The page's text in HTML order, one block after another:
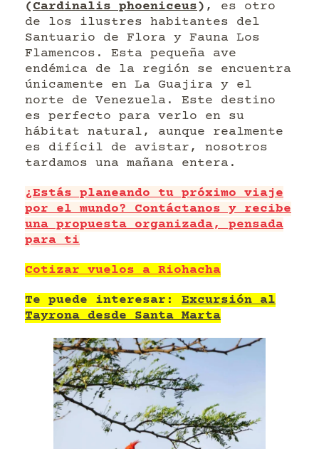
( Cardinalis phoeniceus) , es otro
de los ilustres habitantes del
Santuario de Flora y Fauna Los
Flamencos. Esta pequeña ave
endémica de la región se encuentra
únicamente en La Guajira y el
norte de Venezuela. Este destino
es perfecto para verlo en su
hábitat natural, aunque realmente
es difícil de avistar, nosotros
tardamos una mañana entera.
¿Estás planeando tu próximo viaje
por el mundo? Contáctanos y recibe
una propuesta organizada, pensada
para ti
Cotizar vuelos a Riohacha
Te puede interesar: Excursión al
Tayrona desde Santa Marta